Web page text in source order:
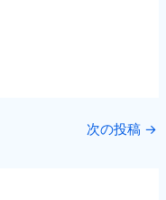
次の投稿 →